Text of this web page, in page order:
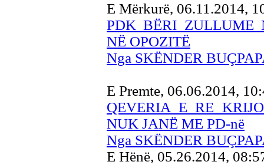
E Mërkurë, 06.11.2014,
PDK BËRI ZULLUME
NË OPOZITË
Nga SKËNDER
E Premte, 06.06.2014,
QEVERIA E RE
NUK JANË ME PD-në
Nga SKËNDER
E Hënë, 05.26.2014,